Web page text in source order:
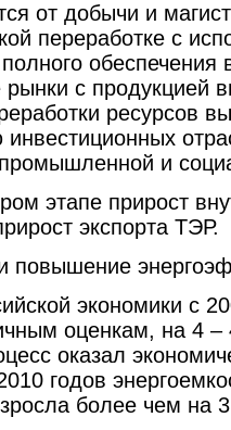
от добычи и
переработке с
обеспечения
с продукцией
ресурсов
промышленной и
этапе прирост
экспорта ТЭР.
повышение
экономики с
оценкам, на 4
оказал
годов
более чем на